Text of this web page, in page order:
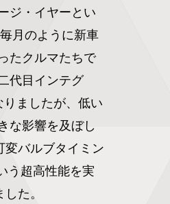
ジ・イヤーとい
月のように新車
たクルマたちで
代目インテグ
ましたが、低い
な影響を及ぼし
変バルブタイミン
う超高性能を実
た。